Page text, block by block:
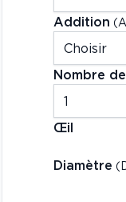
Addition
Nombre
Œil
Diamètre